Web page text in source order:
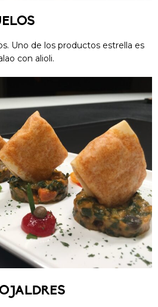
Uno de los productos estrella es
con alioli.